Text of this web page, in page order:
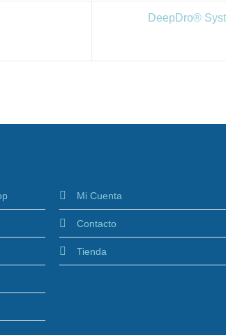
DeepDro®
Mi Cuenta
Contacto
Tienda